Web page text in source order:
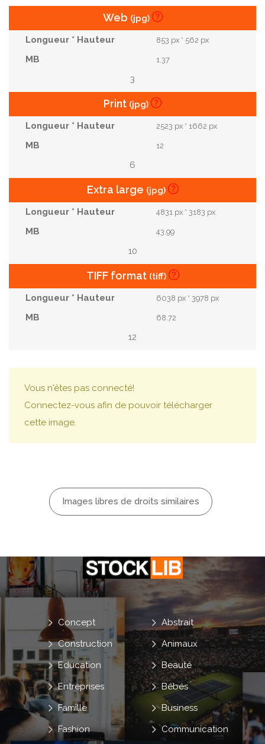
Web (jpg)
853 px * 562 px
1.37
3
Print (jpg)
2523 px * 1662 px
12
6
Extra large (jpg)
4831 px * 3183 px
43.99
10
TIFF format (tiff)
6038 px * 3978 px
68.72
12
Vous n'êtes pas connecté!
Connectez-vous afin de pouvoir télécharger
cette image.
Images libres de droits similaires
Abstrait
Animaux
Beauté
Bébés
Business
Communication
Concept
Construction
Education
Entreprises
Famille
Fashion